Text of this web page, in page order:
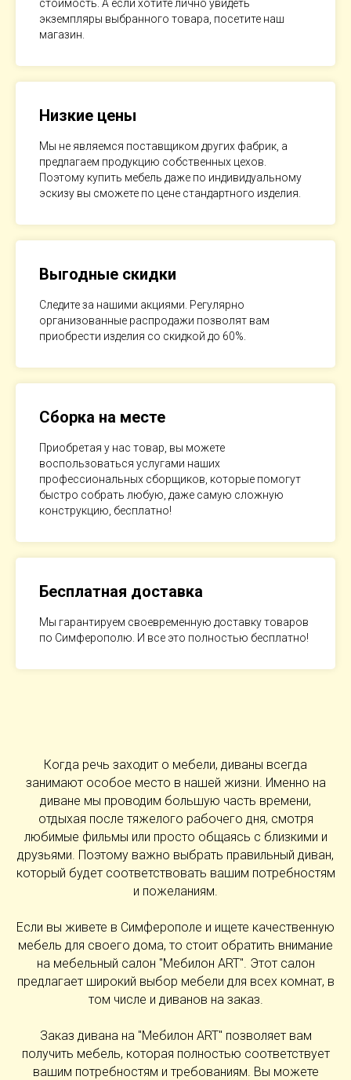
стоимость. А если хотите лично увидеть
экземпляры выбранного товара, посетите наш
магазин.
Низкие цены
Мы не являемся поставщиком других фабрик, а
предлагаем продукцию собственных цехов.
Поэтому купить мебель даже по индивидуальному
эскизу вы сможете по цене стандартного изделия.
Выгодные скидки
Следите за нашими акциями. Регулярно
организованные распродажи позволят вам
приобрести изделия со скидкой до 60%.
Сборка на месте
Приобретая у нас товар, вы можете
воспользоваться услугами наших
профессиональных сборщиков, которые помогут
быстро собрать любую, даже самую сложную
конструкцию, бесплатно!
Бесплатная доставка
Мы гарантируем своевременную доставку товаров
по Симферополю. И все это полностью бесплатно!
Когда речь заходит о мебели, диваны всегда
занимают особое место в нашей жизни. Именно на
диване мы проводим большую часть времени,
отдыхая после тяжелого рабочего дня, смотря
любимые фильмы или просто общаясь с близкими и
друзьями. Поэтому важно выбрать правильный диван,
который будет соответствовать вашим потребностям
и пожеланиям.
Если вы живете в Симферополе и ищете качественную
мебель для своего дома, то стоит обратить внимание
на мебельный салон "Мебилон ART". Этот салон
предлагает широкий выбор мебели для всех комнат, в
том числе и диванов на заказ.
Заказ дивана на "Мебилон ART" позволяет вам
получить мебель, которая полностью соответствует
вашим потребностям и требованиям. Вы можете